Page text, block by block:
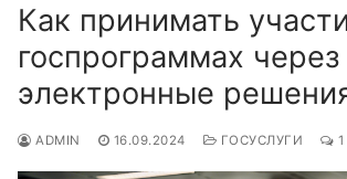
Как принимать
госпрограммах через
электронные
ADMIN 16.09.2024 ГОСУСЛУГИ